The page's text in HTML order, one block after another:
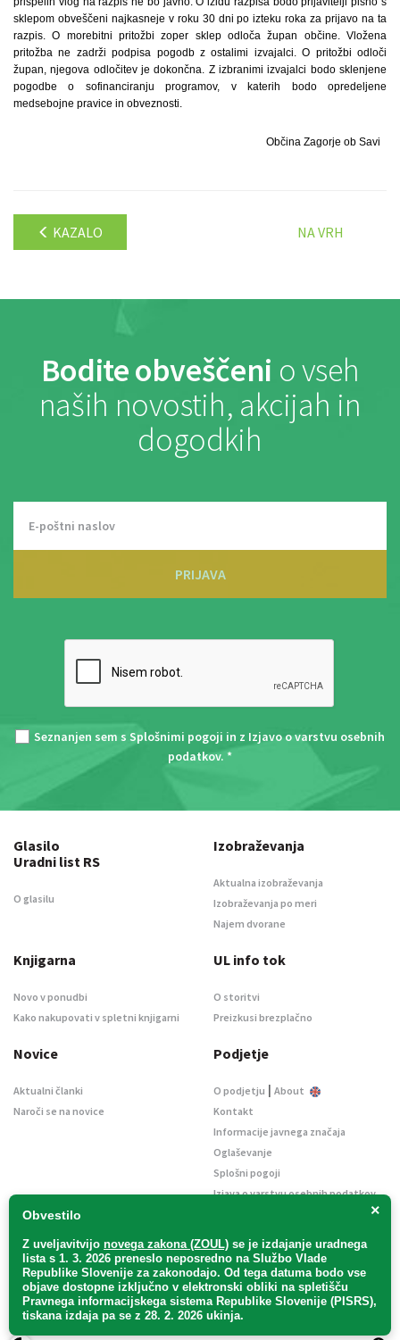
sklepom obveščeni najkasneje v roku 30 dni po izteku roka za prijavo na ta
razpis. O morebitni pritožbi zoper sklep odloča župan občine. Vložena
pritožba ne zadrži podpisa pogodb z ostalimi izvajalci. O pritožbi odloči
župan, njegova odločitev je dokončna. Z izbranimi izvajalci bodo sklenjene
pogodbe o sofinanciranju programov, v katerih bodo opredeljene
medsebojne pravice in obveznosti.
Občina Zagorje ob Savi
KAZALO NA VRH
Bodite obveščeni o vseh
naših novostih, akcijah in
dogodkih
PRIJAVA
Seznanjen sem s Splošnimi pogoji in z Izjavo o varstvu osebnih
podatkov. *
×
Obvestilo
Z uveljavitvijo novega zakona (ZOUL) se je izdajanje uradnega
lista s 1. 3. 2026 preneslo neposredno na Službo Vlade
Republike Slovenije za zakonodajo. Od tega datuma bodo vse
objave dostopne izključno v elektronski obliki na spletišču
Pravnega informacijskega sistema Republike Slovenije (PISRS),
tiskana izdaja pa se z 28. 2. 2026 ukinja.
Glasilo
Uradni list RS
O glasilu
Izobraževanja
Aktualna izobraževanja
Izobraževanja po meri
Najem dvorane
Knjigarna
Novo v ponudbi
Kako nakupovati v spletni knjigarni
UL info tok
O storitvi
Preizkusi brezplačno
Novice
Aktualni članki
Naroči se na novice
Podjetje
O podjetju | About
Kontakt
Informacije javnega značaja
Oglaševanje
Splošni pogoji
Izjava o varstvu osebnih podatkov
Uradni list d. o. o. – v likvidaciji / Vse pravice pridržane.